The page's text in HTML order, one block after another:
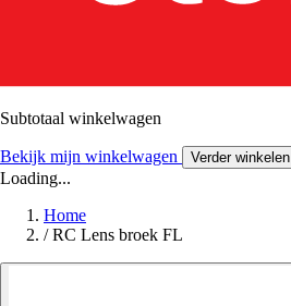
Subtotaal winkelwagen
Bekijk mijn winkelwagen Verder winkelen
Loading...
Home
/ RC Lens broek FL